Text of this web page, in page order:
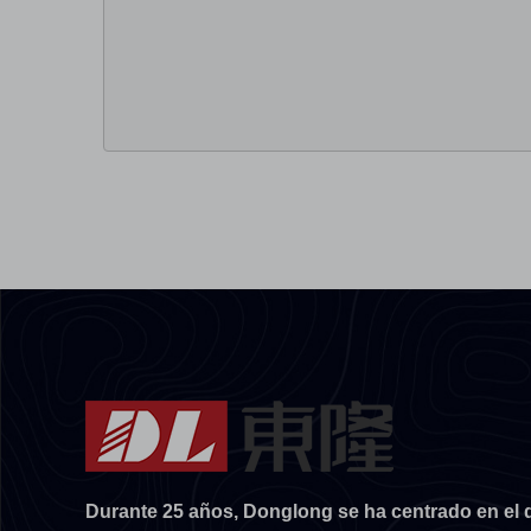
Durante 25 años, Donglong se ha centrado en el